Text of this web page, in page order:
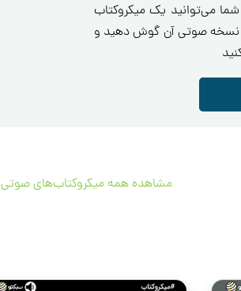
می‌توانید یک میکروکتاب
یا به نسخه صوتی آن گوش دهید و
مشاهده همه میکروکتاب‌های صوتی